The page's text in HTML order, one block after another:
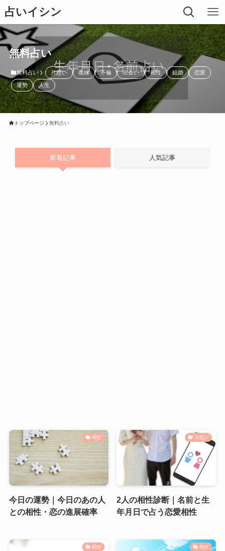
占いイシン
無料占い
無料占い 片思い 復縁 不倫 出会い 相性 結婚 恋愛
運勢 人生
トップページ 無料占い
新着記事 人気記事
相性
今日の運勢｜今日のあの人
との相性・恋の進展確率
片思い
2人の相性診断｜名前と生
年月日で占う恋愛相性
相性 相性